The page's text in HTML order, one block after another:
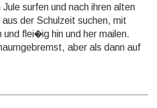
surfen und nach ihren alten
der Schulzeit suchen, mit
flei�ig hin und her mailen.
aber als dann auf